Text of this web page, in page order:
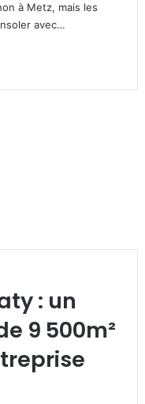
à Metz, mais les
avec…
: un
9 500m²